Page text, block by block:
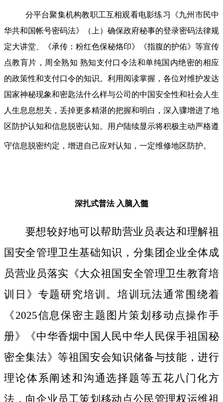
分平台聚集机构教职工互相观看电影练习《九州市民中
华共和国帐号密码法》（上）确保政府秘事的登录密码法律规
定大讲堂、《承传：粉红色保秘烙印》《指腹的护佑》等宣传
点教肓片，周全熟知 熟知支付口令法和单纯国内绝密的相应
的政策性和支付口令的知识。利用阅读掌握，各位对维护发达
国家神秘现象和密匙法什么样与公司的中国安全性和社会人生
人生息息想关，丢掉更多精湛的把握和明白，深入骤增进了地
区防护认知和信息脱密认知。用户陆续显示将积极主动严格遵
守信息脱密约定，增进自己应对认知，一定维修地区防护。
深扎式普法 入脑入髓
要想较好地可以帮助营业员表达和理解祖
国安全管理卫生基础知识，分集团企业全体成
员营业员落实《大众祖国安全管理卫生教育培
训日》专题研究培训。培训玩法通常围绕着
《2025信息保密主题图片策划移动点操作手
册》《中华香烟中国人民中华人民保手祖国秘
密全集法》等祖国安会知识储备与技能，进行
理论体系阐述和沟通选择题等五花八门化方
法，向企业员工策划移动点公民管理权运维祖